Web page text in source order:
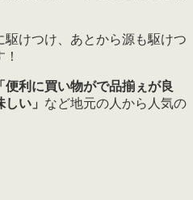
けつけ、あとから源も駆けつ
「便利に買い物がで品揃ぇが良
い」 など地元の人から人気の